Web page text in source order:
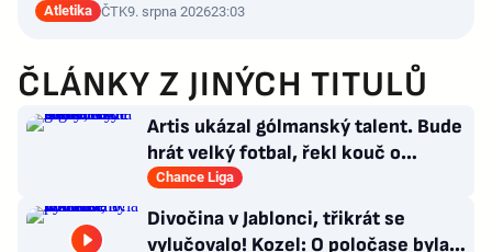
Atletika ČTK9. srpna 202623:03
ČLÁNKY Z JINÝCH TITULŮ
Artis ukázal gólmanský talent. Bude
hrát velký fotbal, řekl kouč o
Kašíkovi. Body ale má Sigma
Chance Liga
Divočina v Jablonci, třikrát se
vylučovalo! Kozel: O poločase byla v